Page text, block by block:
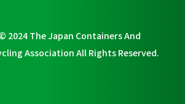
2024 The Japan Containers And
Association All Rights Reserved.